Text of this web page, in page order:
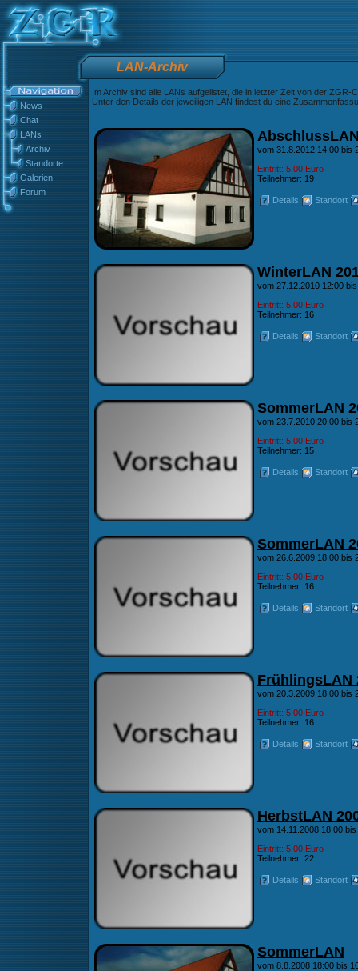
LAN-Archiv
News
Chat
LANs
Archiv
Standorte
Galerien
Forum
Im Archiv sind alle LANs aufgelistet, die in letzter Zeit von der ZGR-
Unter den Details der jeweiligen LAN findest du eine
vom 31.8.2012 14:00 bis
Eintritt: 5.00 Euro
Teilnehmer: 19
Details Standort
WinterLAN
vom 27.12.2010 12:00
Eintritt: 5.00 Euro
Teilnehmer: 16
Details Standort
SommerLAN
vom 23.7.2010 20:00 bis
Eintritt: 5.00 Euro
Teilnehmer: 15
Details Standort
SommerLAN
vom 26.6.2009 18:00 bis
Eintritt: 5.00 Euro
Teilnehmer: 16
Details Standort
FrühlingsLAN
vom 20.3.2009 18:00 bis
Eintritt: 5.00 Euro
Teilnehmer: 16
Details Standort
HerbstLAN
vom 14.11.2008 18:00
Eintritt: 5.00 Euro
Teilnehmer: 22
Details Standort
SommerLAN
vom 8.8.2008 18:00 bis